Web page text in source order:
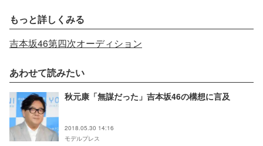
もっと詳しくみる
吉本坂46第四次オーディション
あわせて読みたい
秋元康「無謀だった」吉本坂46の構想に言及
2018.05.30 14:16
モデルプレス